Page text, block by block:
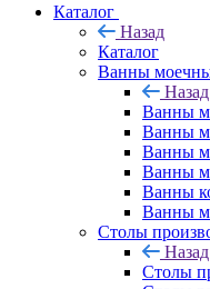
Каталог
Назад
Каталог
Ванны
Назад
Ванны
Ванны
Ванны
Ванны
Ванны
Ванны
Столы
Назад
Столы